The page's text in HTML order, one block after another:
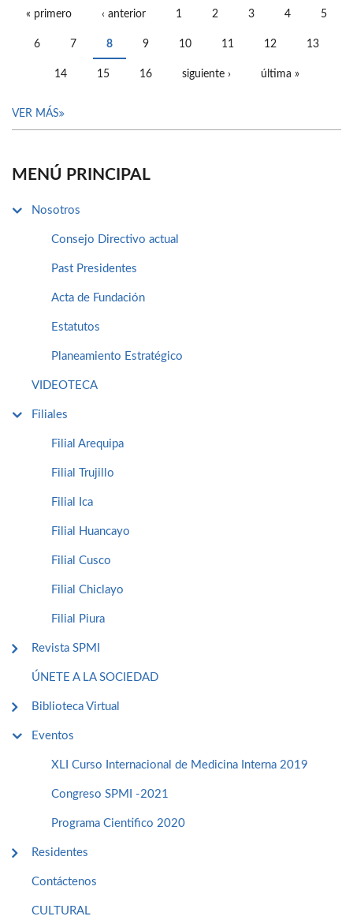
« primero ‹ anterior 1 2 3 4 5
6 7 8 9 10 11 12 13
14 15 16 siguiente › última »
VER MÁS
MENÚ PRINCIPAL
Nosotros
Consejo Directivo actual
Past Presidentes
Acta de Fundación
Estatutos
Planeamiento Estratégico
VIDEOTECA
Filiales
Filial Arequipa
Filial Trujillo
Filial Ica
Filial Huancayo
Filial Cusco
Filial Chiclayo
Filial Piura
Revista SPMI
ÚNETE A LA SOCIEDAD
Biblioteca Virtual
Eventos
XLI Curso Internacional de Medicina Interna 2019
Congreso SPMI -2021
Programa Cientifico 2020
Residentes
Contáctenos
CULTURAL